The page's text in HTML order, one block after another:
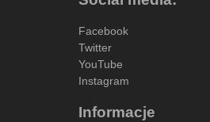
Facebook
Twitter
YouTube
Instagram
Informacje